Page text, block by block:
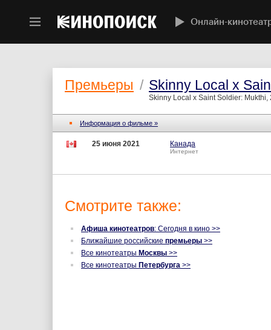
Онлайн-
Премьеры / Skinny Local x
Skinny Local x Saint Soldier: Mukthi,
Информация о фильме »
25 июня 2021 Канада
Интернет
Смотрите также:
Афиша кинотеатров: Сегодня в кино >>
Ближайшие российские премьеры >>
Все кинотеатры Москвы >>
Все кинотеатры Петербурга >>